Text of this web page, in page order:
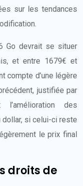
sur les tendances
Go devrait se situer
et entre 1679€ et
compte d’une légère
justifiée par
des
dollar, si celui-ci reste
le prix final
droits de